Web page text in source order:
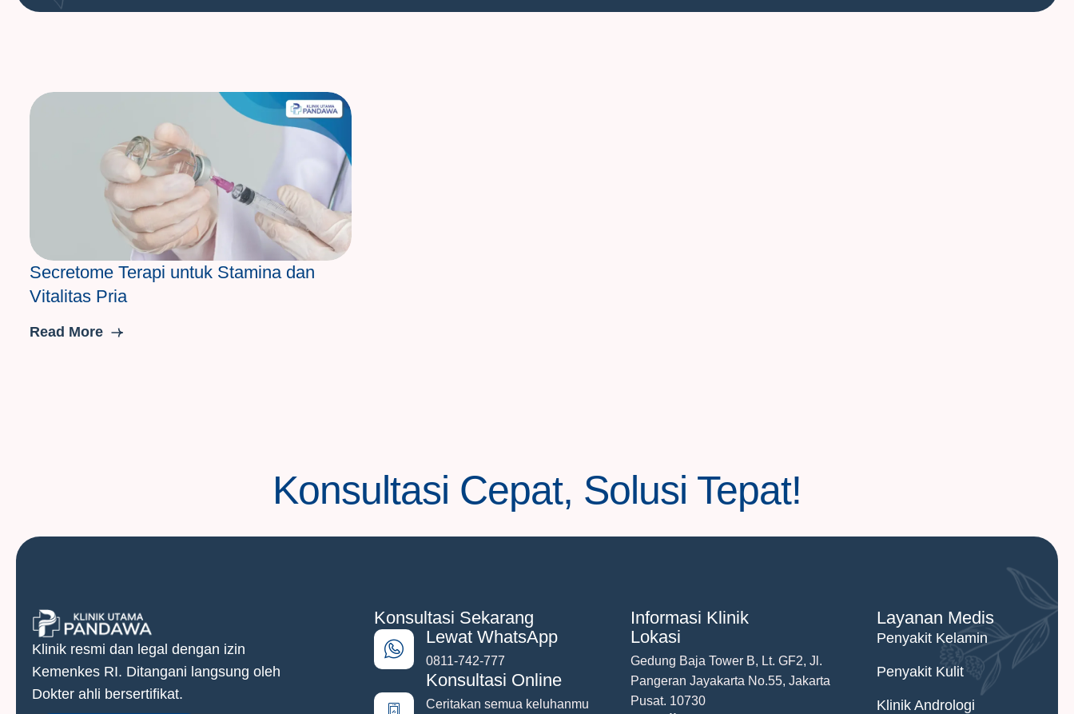
Secretome Terapi untuk Stamina dan
Vitalitas Pria
Read More
Konsultasi Cepat, Solusi Tepat!
Klinik resmi dan legal dengan izin
Kemenkes RI. Ditangani langsung oleh
Dokter ahli bersertifikat.
Konsultasi Sekarang
Lewat WhatsApp
0811-742-777
Konsultasi Online
Ceritakan semua keluhanmu
Informasi Klinik
Lokasi
Gedung Baja Tower B, Lt. GF2, Jl.
Pangeran Jayakarta No.55, Jakarta
Pusat. 10730
Layanan Medis
Penyakit Kelamin
Penyakit Kulit
Klinik Andrologi